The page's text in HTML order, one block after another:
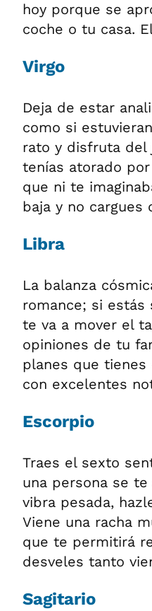
hoy porque se
coche o tu casa.
Virgo
Deja de estar
como si
rato y disfruta del
tenías atorado
que ni te
baja y no cargues
Libra
La balanza
romance; si estás
te va a mover el
opiniones de tu
planes que tienes
con excelentes
Escorpio
Traes el sexto
una persona se
vibra pesada,
Viene una racha
que te permitirá
desveles tanto
Sagitario